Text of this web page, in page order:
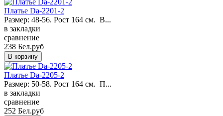
Платье Da-2201-2
Размер: 48-56. Рост 164 см. В...
в закладки
сравнение
238 Бел.руб
Платье Da-2205-2
Размер: 50-58. Рост 164 см. П...
в закладки
сравнение
252 Бел.руб